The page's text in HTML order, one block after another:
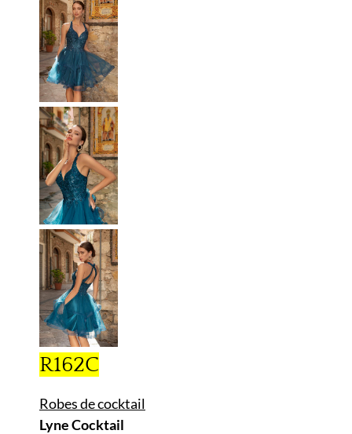
R162C
Robes de cocktail
Lyne Cocktail